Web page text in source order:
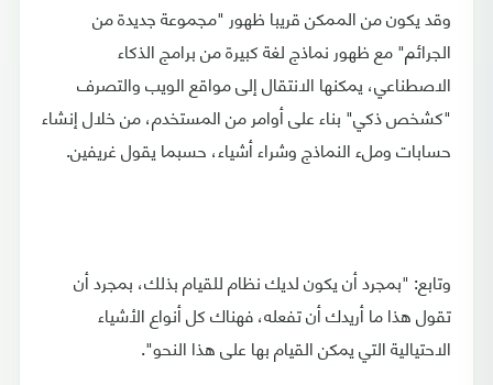
وقد يكون من الممكن قريبا ظهور "مجموعة جديدة من
الجرائم" مع ظهور نماذج لغة كبيرة من برامج الذكاء
الاصطناعي، يمكنها الانتقال إلى مواقع الويب والتصرف
"كشخص ذكي" بناء على أوامر من المستخدم، من خلال إنشاء
حسابات وملء النماذج وشراء أشياء، حسبما يقول غريفين.
وتابع: "بمجرد أن يكون لديك نظام للقيام بذلك، بمجرد أن
تقول هذا ما أريدك أن تفعله، فهناك كل أنواع الأشياء
الاحتيالية التي يمكن القيام بها على هذا النحو".